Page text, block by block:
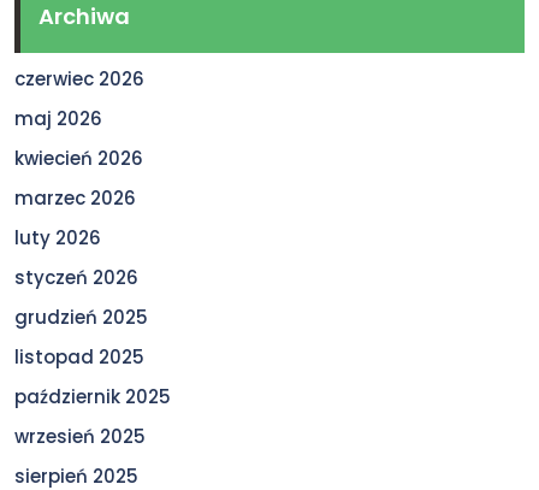
Archiwa
czerwiec 2026
maj 2026
kwiecień 2026
marzec 2026
luty 2026
styczeń 2026
grudzień 2025
listopad 2025
październik 2025
wrzesień 2025
sierpień 2025